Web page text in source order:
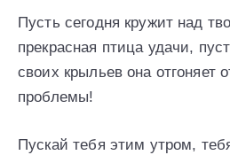
Пусть сегодня кружит над
прекрасная птица удачи,
своих крыльев она отгоняет
проблемы!
Пускай тебя этим утром,